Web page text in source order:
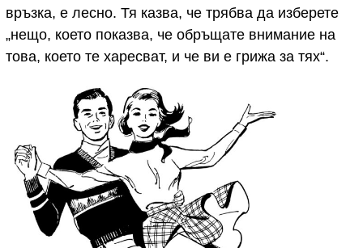
връзка, е лесно. Тя казва, че трябва да изберете
„нещо, което показва, че обръщате внимание на
това, което те харесват, и че ви е грижа за тях“.